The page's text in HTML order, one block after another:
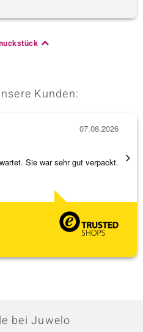
Kunden:
Sie war sehr gut verpackt.
07.08.2026
Eine
bei Juwelo